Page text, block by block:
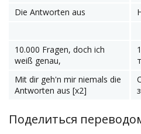
Die Antworten aus
10.000 Fragen, doch ich
weiß genau,
Mit dir geh'n mir niemals die
Antworten aus [x2]
Поделиться